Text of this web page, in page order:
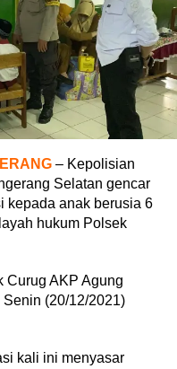
– Kepolisian
Selatan gencar
kepada anak berusia 6
hukum Polsek
Curug AKP Agung
(20/12/2021)
kali ini menyasar